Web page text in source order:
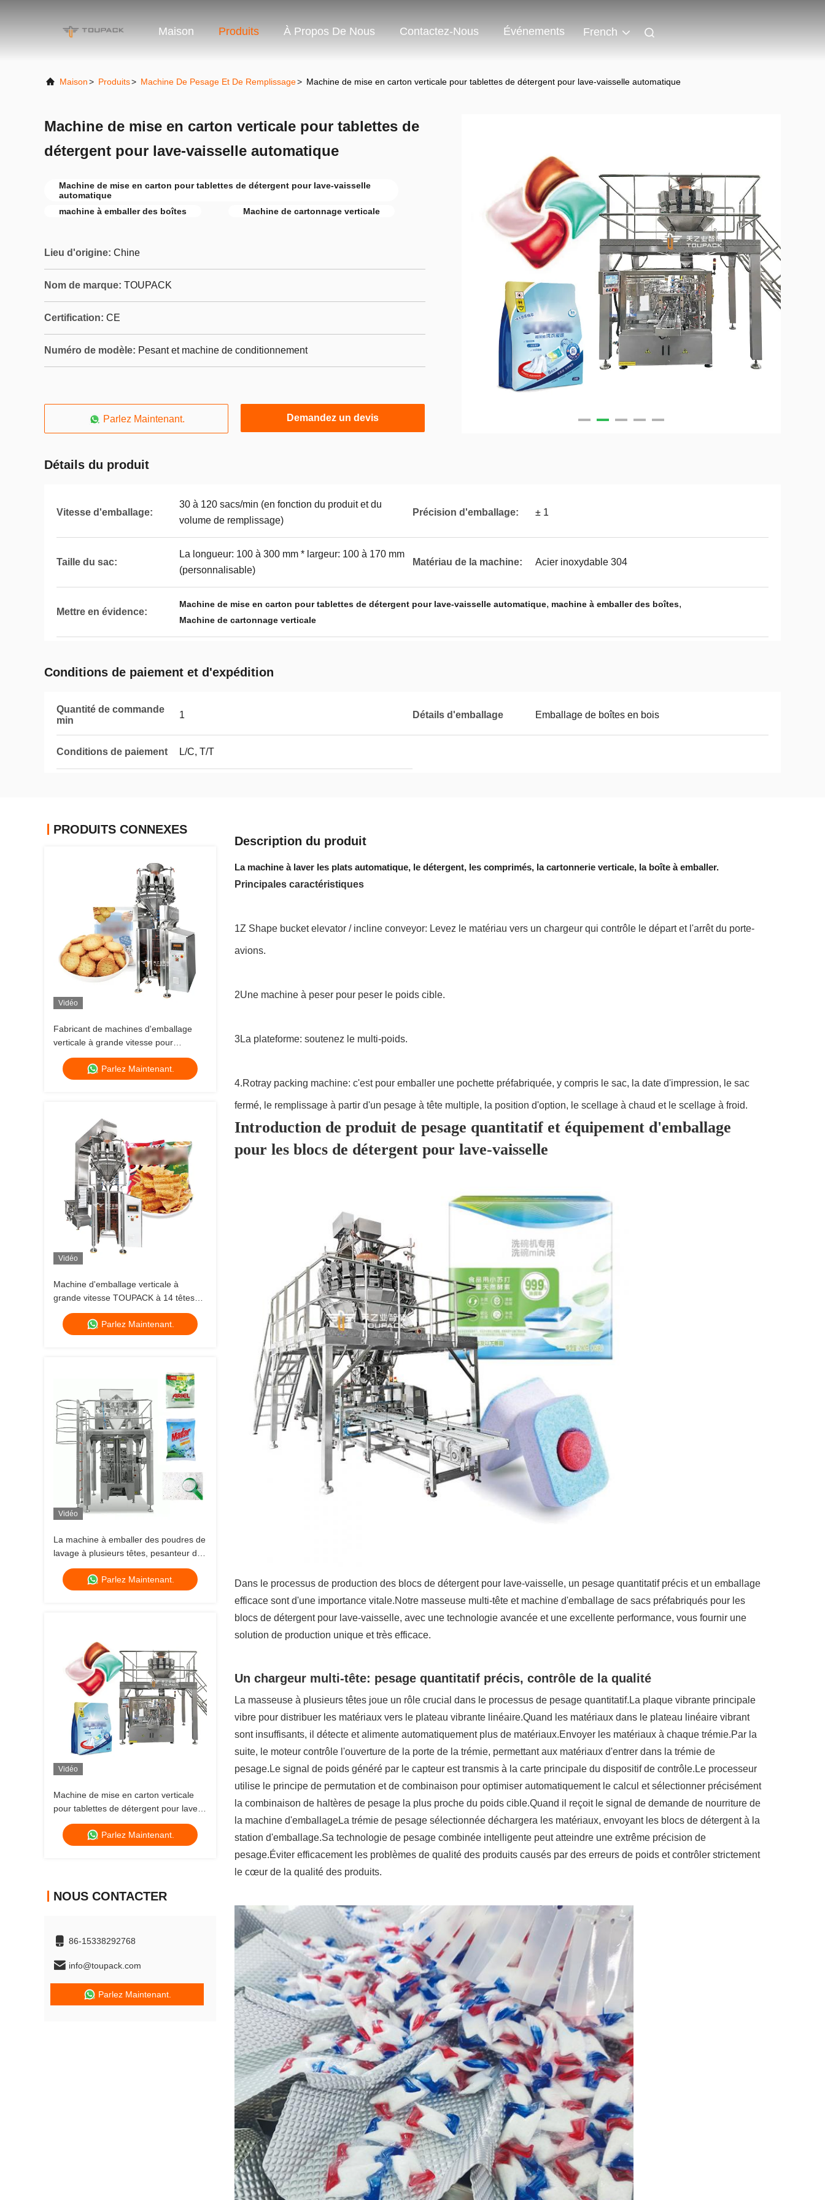
Maison Produits À Propos De Nous Contactez-Nous Événements French
Maison> Produits> Machine De Pesage Et De Remplissage> Machine de mise en carton verticale pour tablettes de détergent pour lave-vaisselle automatique
Machine de mise en carton verticale pour tablettes de
détergent pour lave-vaisselle automatique
Machine de mise en carton pour tablettes de détergent pour lave-vaisselle
automatique
machine à emballer des boîtes
Machine de cartonnage verticale
Lieu d'origine: Chine
Nom de marque: TOUPACK
Certification: CE
Numéro de modèle: Pesant et machine de conditionnement
Parlez Maintenant. Demandez un devis
Détails du produit
Vitesse d'emballage:
30 à 120 sacs/min (en fonction du produit et du
volume de remplissage)
Précision d'emballage: ± 1
Taille du sac:
La longueur: 100 à 300 mm * largeur: 100 à 170 mm
(personnalisable)
Matériau de la machine: Acier inoxydable 304
Mettre en évidence:
Machine de mise en carton pour tablettes de détergent pour lave-vaisselle automatique, machine à emballer des boîtes,
Machine de cartonnage verticale
Conditions de paiement et d'expédition
Quantité de commande
min
1 Détails d'emballage Emballage de boîtes en bois
Conditions de paiement L/C, T/T
PRODUITS CONNEXES
Vidéo
Fabricant de machines d'emballage
verticale à grande vitesse pour
collations
Parlez Maintenant.
Vidéo
Machine d'emballage verticale à
grande vitesse TOUPACK à 14 têtes
multi-têtes pesant jusqu'à 200 sacs/min
Parlez Maintenant.
Vidéo
La machine à emballer des poudres de
lavage à plusieurs têtes, pesanteur de
linge, machine à remplir des sacs de
poudre de détergentParlez Maintenant.
Vidéo
Machine de mise en carton verticale
pour tablettes de détergent pour lave-
vaisselle automatique
Parlez Maintenant.
NOUS CONTACTER
86-15338292768
info@toupack.com
Parlez Maintenant.
Description du produit
La machine à laver les plats automatique, le détergent, les comprimés, la cartonnerie verticale, la boîte à emballer.
Principales caractéristiques
1Z Shape bucket elevator / incline conveyor: Levez le matériau vers un chargeur qui contrôle le départ et l'arrêt du porte-
avions.
2Une machine à peser pour peser le poids cible.
3La plateforme: soutenez le multi-poids.
4.Rotray packing machine: c'est pour emballer une pochette préfabriquée, y compris le sac, la date d'impression, le sac
fermé, le remplissage à partir d'un pesage à tête multiple, la position d'option, le scellage à chaud et le scellage à froid.
Introduction de produit de pesage quantitatif et équipement d'emballage
pour les blocs de détergent pour lave-vaisselle
Dans le processus de production des blocs de détergent pour lave-vaisselle, un pesage quantitatif précis et un emballage
efficace sont d'une importance vitale.Notre masseuse multi-tête et machine d'emballage de sacs préfabriqués pour les
blocs de détergent pour lave-vaisselle, avec une technologie avancée et une excellente performance, vous fournir une
solution de production unique et très efficace.
Un chargeur multi-tête: pesage quantitatif précis, contrôle de la qualité
La masseuse à plusieurs têtes joue un rôle crucial dans le processus de pesage quantitatif.La plaque vibrante principale
vibre pour distribuer les matériaux vers le plateau vibrante linéaire.Quand les matériaux dans le plateau linéaire vibrant
sont insuffisants, il détecte et alimente automatiquement plus de matériaux.Envoyer les matériaux à chaque trémie.Par la
suite, le moteur contrôle l'ouverture de la porte de la trémie, permettant aux matériaux d'entrer dans la trémie de
pesage.Le signal de poids généré par le capteur est transmis à la carte principale du dispositif de contrôle.Le processeur
utilise le principe de permutation et de combinaison pour optimiser automatiquement le calcul et sélectionner précisément
la combinaison de haltères de pesage la plus proche du poids cible.Quand il reçoit le signal de demande de nourriture de
la machine d'emballageLa trémie de pesage sélectionnée déchargera les matériaux, envoyant les blocs de détergent à la
station d'emballage.Sa technologie de pesage combinée intelligente peut atteindre une extrême précision de
pesage.Éviter efficacement les problèmes de qualité des produits causés par des erreurs de poids et contrôler strictement
le cœur de la qualité des produits.